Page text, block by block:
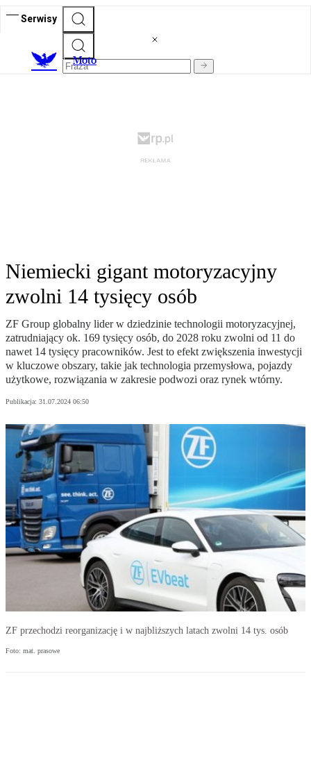
Serwisy
Moto
Niemiecki gigant motoryzacyjny
zwolni 14 tysięcy osób
ZF Group globalny lider w dziedzinie technologii motoryzacyjnej,
zatrudniający ok. 169 tysięcy osób, do 2028 roku zwolni od 11 do
nawet 14 tysięcy pracowników. Jest to efekt zwiększenia inwestycji
w kluczowe obszary, takie jak technologia przemysłowa, pojazdy
użytkowe, rozwiązania w zakresie podwozi oraz rynek wtórny.
Publikacja: 31.07.2024 06:50
ZF przechodzi reorganizację i w najbliższych latach zwolni 14 tys. osób
Foto: mat. prasowe